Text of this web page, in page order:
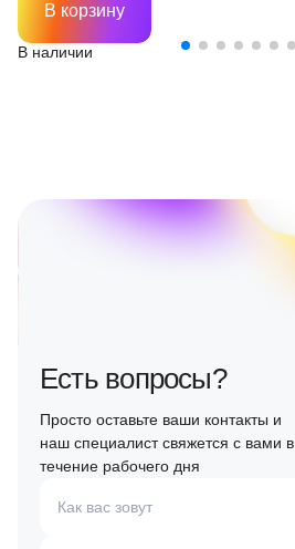
В наличии
В корзину
Есть вопросы?
Просто оставьте ваши контакты и
наш специалист свяжется с вами в
течение рабочего дня
Как вас зовут